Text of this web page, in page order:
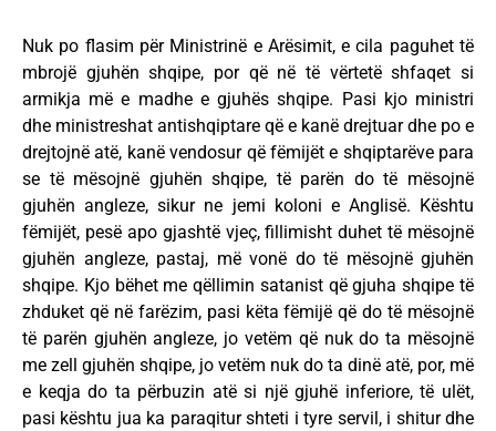
Nuk po flasim për Ministrinë e Arësimit, e cila paguhet të
mbrojë gjuhën shqipe, por që në të vërtetë shfaqet si
armikja më e madhe e gjuhës shqipe. Pasi kjo ministri
dhe ministreshat antishqiptare që e kanë drejtuar dhe po e
drejtojnë atë, kanë vendosur që fëmijët e shqiptarëve para
se të mësojnë gjuhën shqipe, të parën do të mësojnë
gjuhën angleze, sikur ne jemi koloni e Anglisë. Kështu
fëmijët, pesë apo gjashtë vjeç, fillimisht duhet të mësojnë
gjuhën angleze, pastaj, më vonë do të mësojnë gjuhën
shqipe. Kjo bëhet me qëllimin satanist që gjuha shqipe të
zhduket që në farëzim, pasi këta fëmijë që do të mësojnë
të parën gjuhën angleze, jo vetëm që nuk do ta mësojnë
me zell gjuhën shqipe, jo vetëm nuk do ta dinë atë, por, më
e keqja do ta përbuzin atë si një gjuhë inferiore, të ulët,
pasi kështu jua ka paraqitur shteti i tyre servil, i shitur dhe